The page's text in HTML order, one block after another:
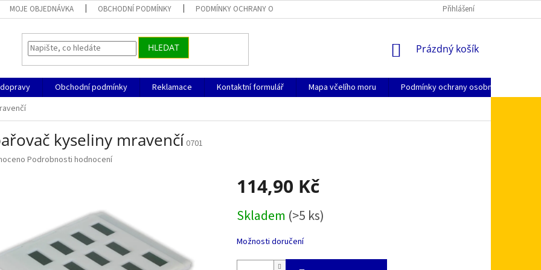
MOJE OBJEDNÁVKA OBCHODNÍ PODMÍNKY PODMÍNKY OCHRANY OSOBNÍCH ÚDAJŮ JAK NAKUPOVAT
Přihlášení
HLEDAT
NÁKUPNÍ
Prázdný košík
Obchodní podmínky Reklamace Kontaktní formulář Mapa včelího moru
Podmínky ochrany osobních údajů
kyseliny mravenčí 0701
Podrobnosti hodnocení
114,90 Kč
cena:
Skladem (>5 ks)
Možnosti doručení